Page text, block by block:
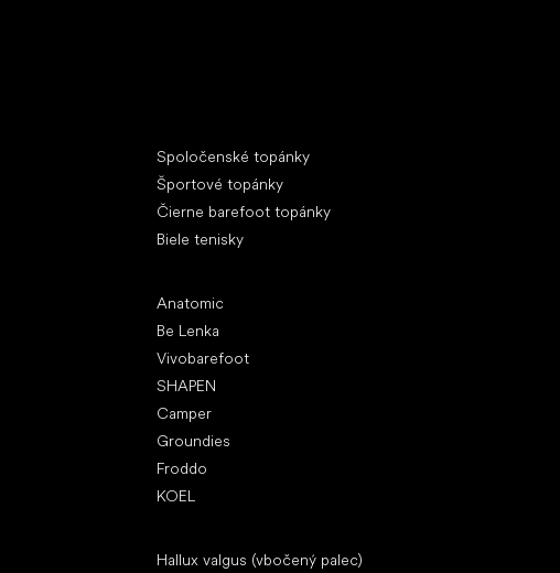
Spoločenské topánky
Športové topánky
Čierne barefoot topánky
Biele tenisky
Anatomic
Be Lenka
Vivobarefoot
SHAPEN
Camper
Groundies
Froddo
KOEL
Hallux valgus (vbočený palec)